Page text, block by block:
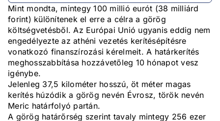
Mint mondta, mintegy 100 millió eurót (38 milliárd
forint) különítenek el erre a célra a görög
költségvetésből. Az Európai Unió ugyanis eddig nem
engedélyezte az athéni vezetés kerítésépítésre
vonatkozó finanszírozási kérelmeit. A határkerítés
meghosszabbítása hozzávetőleg 10 hónapot vesz
igénybe.
Jelenleg 37,5 kilométer hosszú, öt méter magas
kerítés húzódik a görög nevén Évrosz, török nevén
Meric határfolyó partán.
A görög határőrség szerint tavaly mintegy 256 ezer